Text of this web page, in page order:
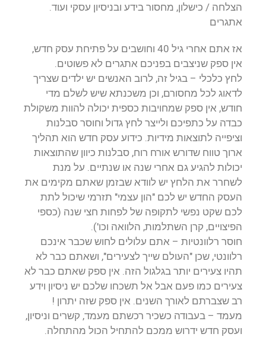
הצלחה / כישלון, מחסור בידע ובניסיון עסקי ועוד.
אתגרים
אז אתם אחרי גיל 40 וחושבים על פתיחת עסק חדש,
אין ספק שניצבים בפניכם אתגרים לא פשוטים.
לחץ כלכלי – בגיל זה, לרוב האנשים יש ילדים שצריך
לדאוג לכל מחסורם, וכן משכנתא שיש לשלם מדי
חודש, אין ספק שמחויבות כספית יכולה להוות משקולת
כבדה על כתפיכם ולייצר לחץ גדול וחוסר סבלנות
וציפייה לתוצאות מידיות. כידוע עסק חדש הוא תהליך
ארוך טווח שדורש אורח רוח, סבלנות כיוון שהתוצאות
יכולות להגיע גם אחרי שנה או שנתיים. על מנת
לשחרר את הלחץ יש לוודא שבזמן שאתם מקימים את
העסק החדש יש לכם "הון עצמי" תזרמי שיכול לתת
לכם שקט נפשי לתקופה של לפחות חצי שנה (כספי
הפיצויים, קרן השתלמות, הלוואה וכו').
חוסר רלוונטיות – אתם עלולים לחוש שכבר אינכם
רלוונטי, שכן "העולם שייך לצעירים", ושאתם כבר לא
תהיו צעירים יותר בגלגול הזה. אין ספק שאתם כבר לא
צעירים כמו פעם אבל אל תשכחו שלכם יש ניסיון וידע
רב שצברתם לאורך השנים. אין ספק שזה יתרון !
מעמד – בעבודה כשכיר רכשתם מעמד, קשרים וניסיון,
ועסק חדש ידרוש ממכם להתחיל הכול מהתחלה.